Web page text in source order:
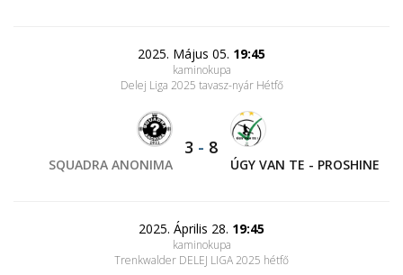
2025. Május 05. 19:45
kaminokupa
Delej Liga 2025 tavasz-nyár Hétfő
SQUADRA ANONIMA
3 - 8
ÚGY VAN TE - PROSHINE
2025. Április 28. 19:45
kaminokupa
Trenkwalder DELEJ LIGA 2025 hétfő